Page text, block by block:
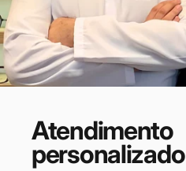
Atendimento
personalizado